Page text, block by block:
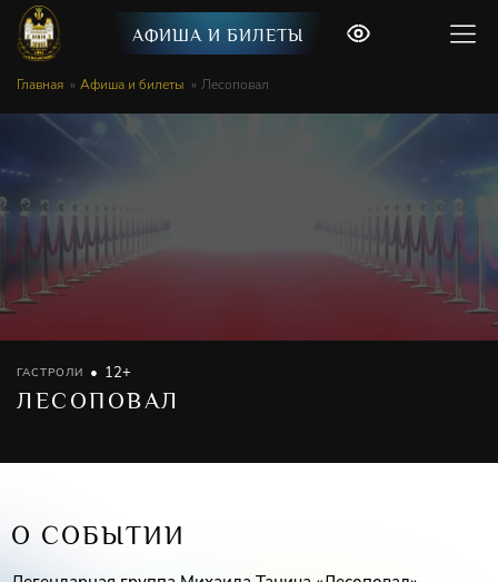
АФИША И БИЛЕТЫ
Главная Афиша и билеты Лесоповал
ГАСТРОЛИ 12+
ЛЕСОПОВАЛ
О СОБЫТИИ